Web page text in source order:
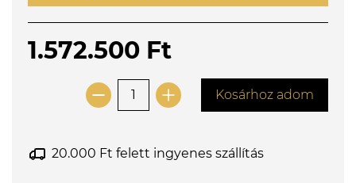
1.572.500 Ft
Kosárhoz adom
20.000 Ft felett ingyenes szállítás